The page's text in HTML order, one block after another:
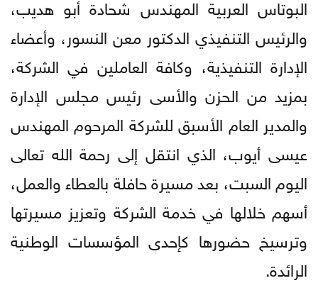
البوتاس العربية المهندس شحادة أبو هديب،
والرئيس التنفيذي الدكتور معن النسور، وأعضاء
الإدارة التنفيذية، وكافة العاملين في الشركة،
بمزيد من الحزن والأسى رئيس مجلس الإدارة
والمدير العام الأسبق للشركة المرحوم المهندس
عيسى أيوب، الذي انتقل إلى رحمة الله تعالى
اليوم السبت، بعد مسيرة حافلة بالعطاء والعمل،
أسهم خلالها في خدمة الشركة وتعزيز مسيرتها
وترسيخ حضورها كإحدى المؤسسات الوطنية
الرائدة.